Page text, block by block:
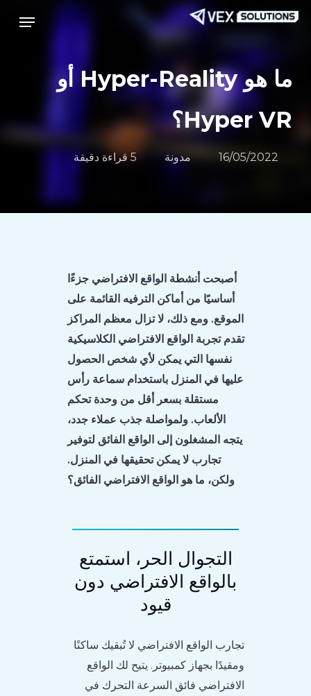
قائمة طعام
ما هو Hyper-Reality أو
Hyper VR؟
16/05/2022 مدونة 5 قراءة دقيقة
أصبحت أنشطة الواقع الافتراضي جزءًا
أساسيًا من أماكن الترفيه القائمة على
الموقع. ومع ذلك، لا تزال معظم المراكز
تقدم تجربة الواقع الافتراضي الكلاسيكية
نفسها التي يمكن لأي شخص الحصول
عليها في المنزل باستخدام سماعة رأس
مستقلة بسعر أقل من وحدة تحكم
الألعاب. ولمواصلة جذب عملاء جدد،
يتجه المشغلون إلى الواقع الفائق لتوفير
تجارب لا يمكن تحقيقها في المنزل.
ولكن، ما هو الواقع الافتراضي الفائق؟
التجوال الحر، استمتع
بالواقع الافتراضي دون
قيود
تجارب الواقع الافتراضي لا تُبقيك ساكنًا
ومقيدًا بجهاز كمبيوتر. يتيح لك الواقع
الافتراضي فائق السرعة التحرك في
Menu